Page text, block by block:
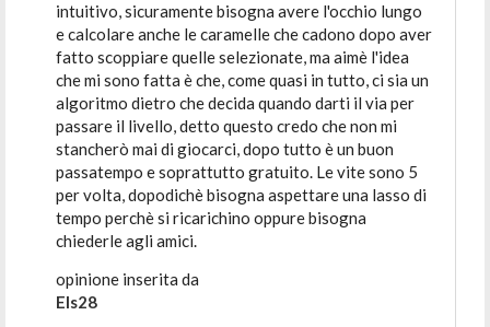
intuitivo, sicuramente bisogna avere l'occhio lungo
e calcolare anche le caramelle che cadono dopo aver
fatto scoppiare quelle selezionate, ma aimè l'idea
che mi sono fatta è che, come quasi in tutto, ci sia un
algoritmo dietro che decida quando darti il via per
passare il livello, detto questo credo che non mi
stancherò mai di giocarci, dopo tutto è un buon
passatempo e soprattutto gratuito. Le vite sono 5
per volta, dopodichè bisogna aspettare una lasso di
tempo perchè si ricarichino oppure bisogna
chiederle agli amici.
opinione inserita da
Els28